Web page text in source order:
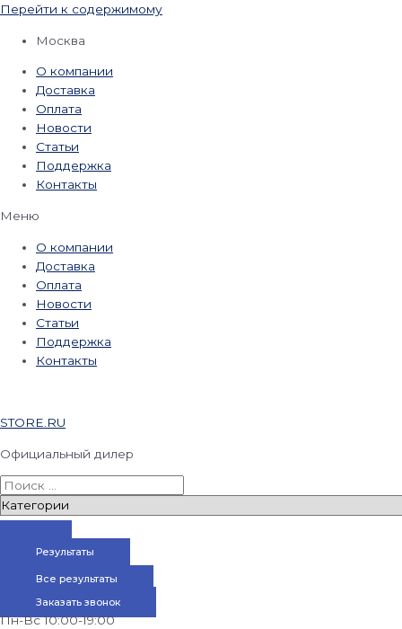
Перейти к содержимому
Москва
О компании
Доставка
Оплата
Новости
Статьи
Поддержка
Контакты
Меню
О компании
Доставка
Оплата
Новости
Статьи
Поддержка
Контакты
STORE.RU
Официальный дилер
Результаты
Все результаты
Заказать звонок
Пн-Вс 10:00-19:00